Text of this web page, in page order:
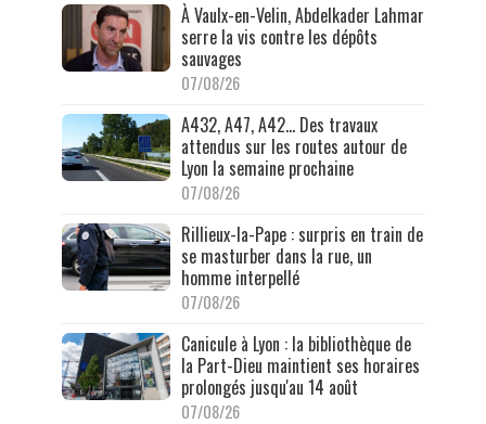
À Vaulx-en-Velin, Abdelkader Lahmar
serre la vis contre les dépôts
sauvages
07/08/26
A432, A47, A42… Des travaux
attendus sur les routes autour de
Lyon la semaine prochaine
07/08/26
Rillieux-la-Pape : surpris en train de
se masturber dans la rue, un
homme interpellé
07/08/26
Canicule à Lyon : la bibliothèque de
la Part-Dieu maintient ses horaires
prolongés jusqu'au 14 août
07/08/26